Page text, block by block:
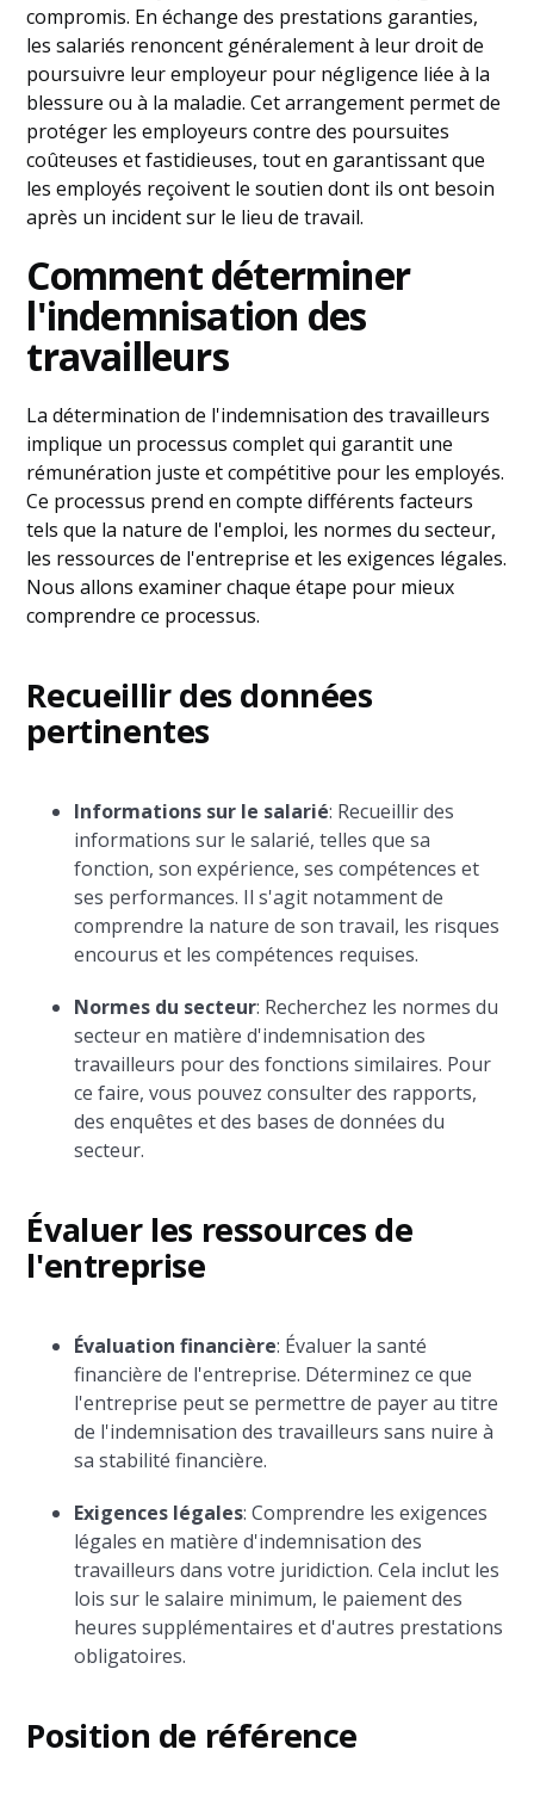
compromis. En échange des prestations garanties,
les salariés renoncent généralement à leur droit de
poursuivre leur employeur pour négligence liée à la
blessure ou à la maladie. Cet arrangement permet de
protéger les employeurs contre des poursuites
coûteuses et fastidieuses, tout en garantissant que
les employés reçoivent le soutien dont ils ont besoin
après un incident sur le lieu de travail.
Comment déterminer
l'indemnisation des
travailleurs
La détermination de l'indemnisation des travailleurs
implique un processus complet qui garantit une
rémunération juste et compétitive pour les employés.
Ce processus prend en compte différents facteurs
tels que la nature de l'emploi, les normes du secteur,
les ressources de l'entreprise et les exigences légales.
Nous allons examiner chaque étape pour mieux
comprendre ce processus.
Recueillir des données
pertinentes
Informations sur le salarié: Recueillir des
informations sur le salarié, telles que sa
fonction, son expérience, ses compétences et
ses performances. Il s'agit notamment de
comprendre la nature de son travail, les risques
encourus et les compétences requises.
Normes du secteur: Recherchez les normes du
secteur en matière d'indemnisation des
travailleurs pour des fonctions similaires. Pour
ce faire, vous pouvez consulter des rapports,
des enquêtes et des bases de données du
secteur.
Évaluer les ressources de
l'entreprise
Évaluation financière: Évaluer la santé
financière de l'entreprise. Déterminez ce que
l'entreprise peut se permettre de payer au titre
de l'indemnisation des travailleurs sans nuire à
sa stabilité financière.
Exigences légales: Comprendre les exigences
légales en matière d'indemnisation des
travailleurs dans votre juridiction. Cela inclut les
lois sur le salaire minimum, le paiement des
heures supplémentaires et d'autres prestations
obligatoires.
Position de référence